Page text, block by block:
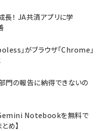
！ JA共済アプリに学
」がブラウザ「Chrome」
門の報告に納得できないの
Notebookを無料で
め】